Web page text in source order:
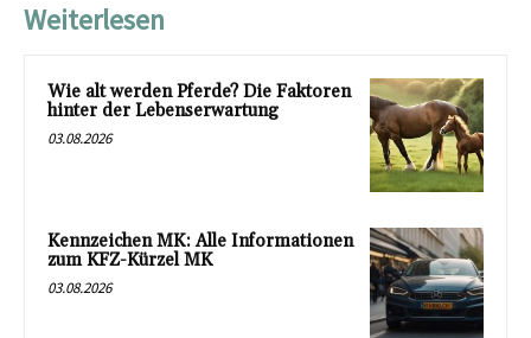
Weiterlesen
Wie alt werden Pferde? Die Faktoren
hinter der Lebenserwartung
03.08.2026
Kennzeichen MK: Alle Informationen
zum KFZ-Kürzel MK
03.08.2026